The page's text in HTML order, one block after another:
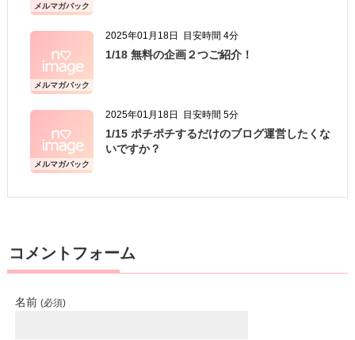
メルマガバック
ナンバー
メルマガバック
ナンバー
2025年01月18日 目安時間 4分
1/18 無料の企画２つご紹介！
メルマガバック
ナンバー
2025年01月18日 目安時間 5分
1/15 ポチポチするだけのブログ運営したくな
いですか？
コメントフォーム
名前 (必須)